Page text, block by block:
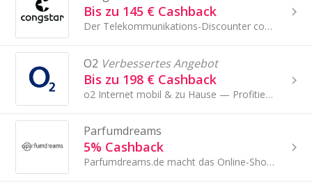
Bis zu 145 € Cashback
Der Telekommunikations-Discounter congstar bietet Prepaid & Postpaid Produkte aus einer Hand.
O2 Verbessertes Angebot
Bis zu 198 € Cashback
o2 Internet mobil & zu Hause — Profitiere von 5G Verfügbarkeit, Allnet-Flat, EU-Roaming & mehr Vorteilen.
Parfumdreams
5% Cashback
Parfumdreams.de macht das Online-Shopping rund um die Themen Parfum, Pflege und Kosmetik zu einem Erlebnis.